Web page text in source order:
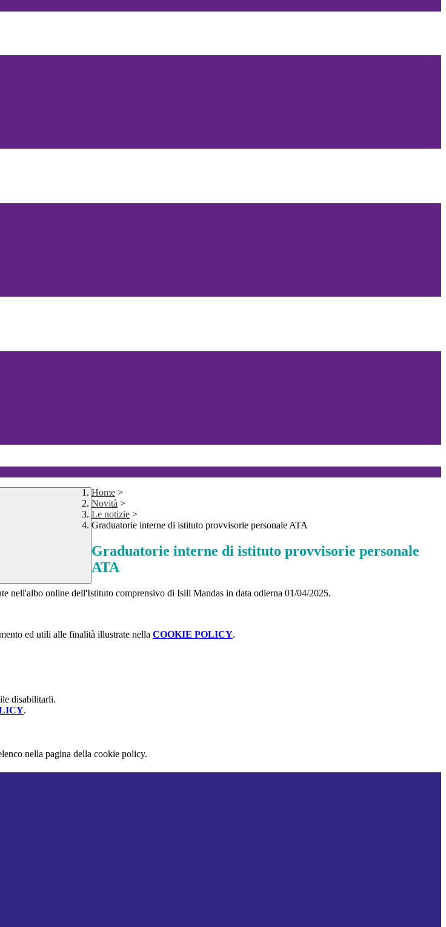
Home >
Novità >
Le notizie >
Graduatorie interne di istituto provvisorie personale ATA
Graduatorie interne di istituto provvisorie personale
ATA
nell'albo online dell'Istituto comprensivo di Isili Mandas in data odierna 01/04/2025.
ed utili alle finalità illustrate nella COOKIE POLICY.
disabilitarli.
.
nella pagina della cookie policy.